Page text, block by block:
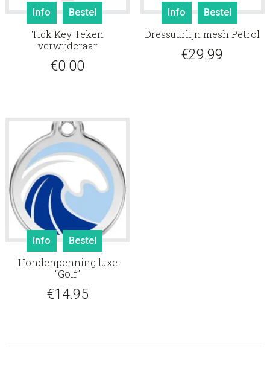
Info Bestel
Tick Key Teken
verwijderaar
€0.00
Info Bestel
Dit
heeft
Dressuurlijn mesh Petrol
€29.99
Info Bestel
Hondenpenning luxe
“Golf”
€14.95